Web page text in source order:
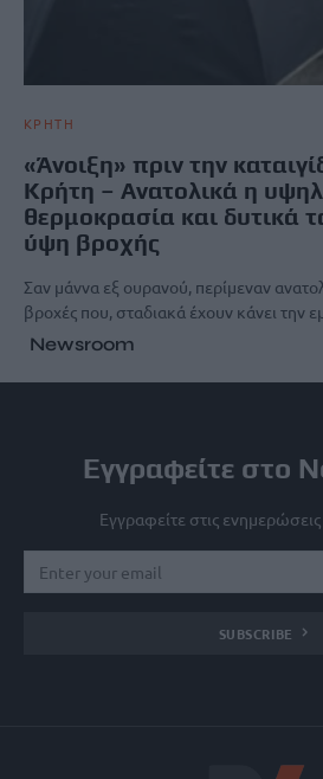
ΚΡΗΤΗ
«Άνοιξη» πριν την
Κρήτη – Ανατολικά η
θερμοκρασία και δυτικά
ύψη βροχής
Σαν μάννα εξ ουρανού, περίμεναν
βροχές που, σταδιακά έχουν κάνει την
Newsroom
Εγγραφείτε στο
Εγγραφείτε στις
SUBSCRIBE